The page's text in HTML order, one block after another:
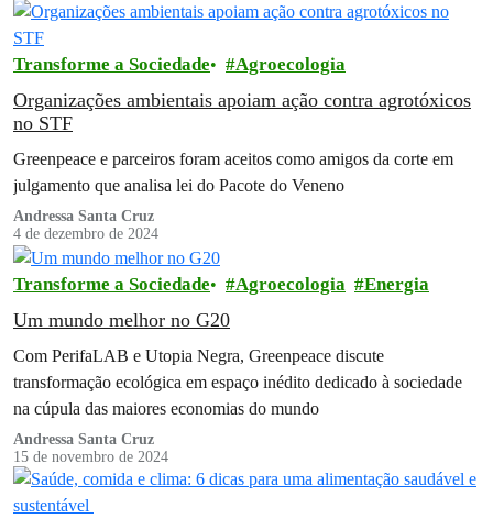
Transforme a Sociedade Agroecologia
Organizações ambientais apoiam ação contra agrotóxicos
no STF
Greenpeace e parceiros foram aceitos como amigos da corte em
julgamento que analisa lei do Pacote do Veneno
Andressa Santa Cruz
4 de dezembro de 2024
Transforme a Sociedade Agroecologia Energia
Um mundo melhor no G20
Com PerifaLAB e Utopia Negra, Greenpeace discute
transformação ecológica em espaço inédito dedicado à sociedade
na cúpula das maiores economias do mundo
Andressa Santa Cruz
15 de novembro de 2024